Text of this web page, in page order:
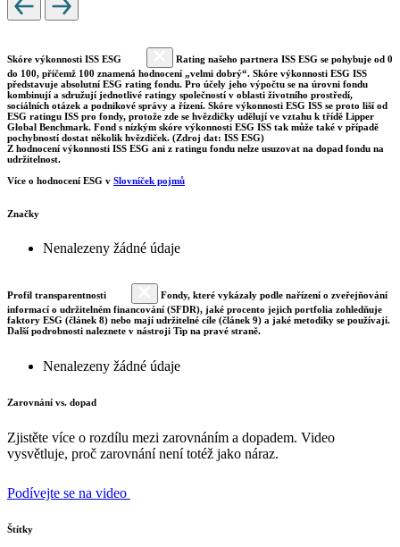
Skóre výkonnosti ISS ESG
Rating našeho partnera ISS ESG se pohybuje od 0
do 100, přičemž 100 znamená hodnocení „velmi dobrý“. Skóre výkonnosti ESG ISS
představuje absolutní ESG rating fondu. Pro účely jeho výpočtu se na úrovni fondu
kombinují a sdružují jednotlivé ratingy společností v oblasti životního prostředí,
sociálních otázek a podnikové správy a řízení. Skóre výkonnosti ESG ISS se proto liší od
ESG ratingu ISS pro fondy, protože zde se hvězdičky udělují ve vztahu k třídě Lipper
Global Benchmark. Fond s nízkým skóre výkonnosti ESG ISS tak může také v případě
pochybností dostat několik hvězdiček. (Zdroj dat: ISS ESG)
Z hodnocení výkonnosti ISS ESG ani z ratingu fondu nelze usuzovat na dopad fondu na
udržitelnost.
Více o hodnocení ESG v Slovníček pojmů
Značky
Nenalezeny žádné údaje
Profil transparentnosti
Fondy, které vykázaly podle nařízení o zveřejňování
informací o udržitelném financování (SFDR), jaké procento jejich portfolia zohledňuje
faktory ESG (článek 8) nebo mají udržitelné cíle (článek 9) a jaké metodiky se používají.
Další podrobnosti naleznete v nástroji Tip na pravé straně.
Nenalezeny žádné údaje
Zarovnání vs. dopad
Zjistěte více o rozdílu mezi zarovnáním a dopadem. Video
vysvětluje, proč zarovnání není totéž jako náraz.
Podívejte se na video
Štítky